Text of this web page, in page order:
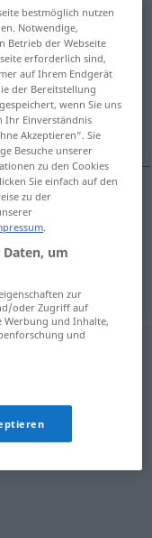
antippen)
bestmöglich nutzen
Notwendige,
Betrieb der Webseite
erforderlich sind,
auf Ihrem Endgerät
der Bereitstellung
wenn Sie uns
Ihr Einverständnis
Akzeptieren“. Sie
Besuche unserer
zu den Cookies
Sie einfach auf den
zu der
.
um
zur
oder Zugriff auf
Werbung und Inhalte,
und